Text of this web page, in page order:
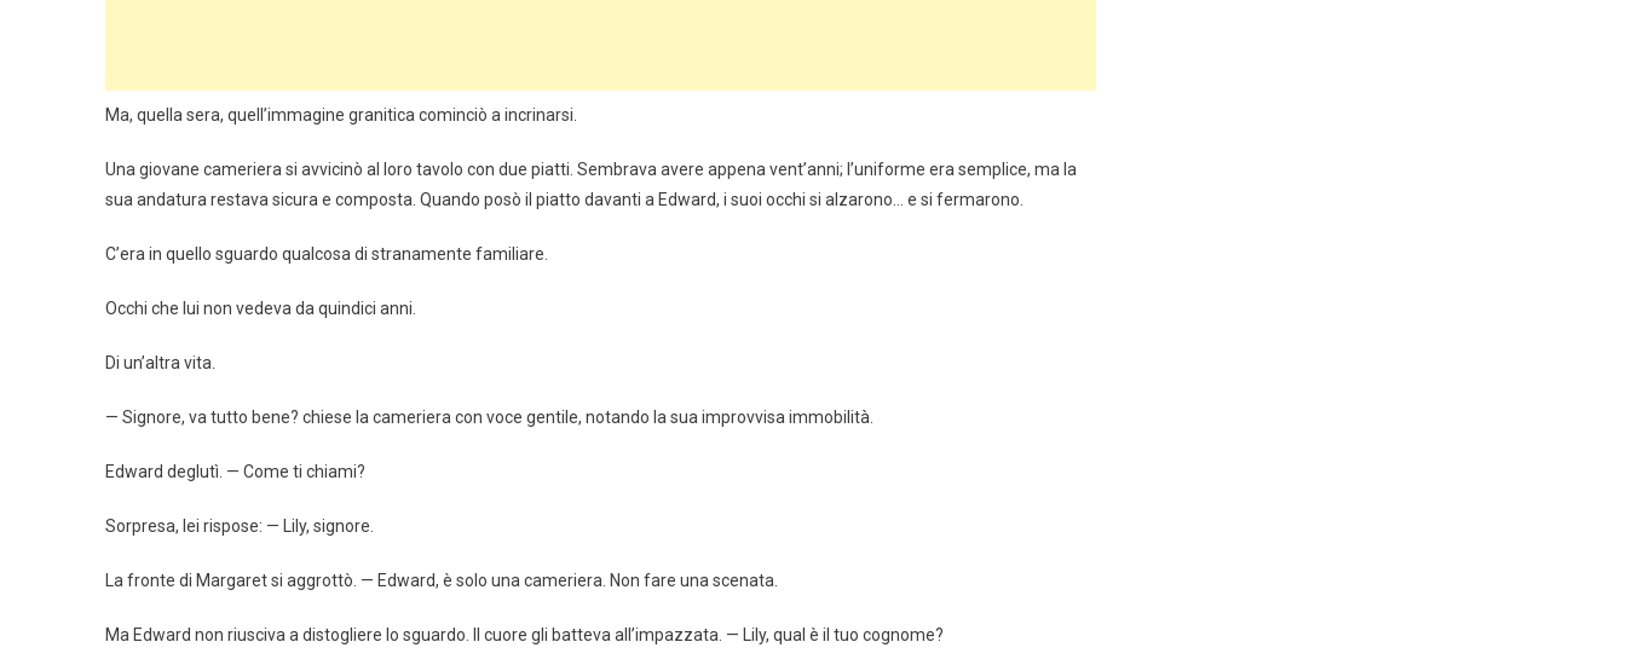
Ma, quella sera, quell’immagine granitica cominciò a incrinarsi.
Una giovane cameriera si avvicinò al loro tavolo con due piatti. Sembrava avere appena vent’anni; l’uniforme era semplice, ma la
sua andatura restava sicura e composta. Quando posò il piatto davanti a Edward, i suoi occhi si alzarono… e si fermarono.
C’era in quello sguardo qualcosa di stranamente familiare.
Occhi che lui non vedeva da quindici anni.
Di un’altra vita.
— Signore, va tutto bene? chiese la cameriera con voce gentile, notando la sua improvvisa immobilità.
Edward deglutì. — Come ti chiami?
Sorpresa, lei rispose: — Lily, signore.
La fronte di Margaret si aggrottò. — Edward, è solo una cameriera. Non fare una scenata.
Ma Edward non riusciva a distogliere lo sguardo. Il cuore gli batteva all’impazzata. — Lily, qual è il tuo cognome?